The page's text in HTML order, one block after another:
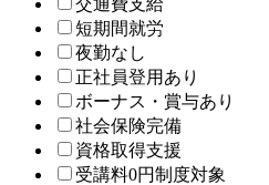
交通費支給
短期間就労
夜勤なし
正社員登用あり
ボーナス・賞与あり
社会保険完備
資格取得支援
受講料0円制度対象